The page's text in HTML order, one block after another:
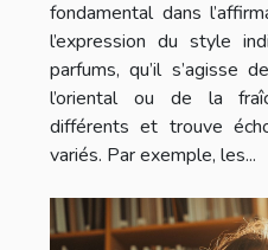
fondamental dans
l’expression du style
parfums, qu’il s’agisse
l’oriental ou de la
différents et trouve
variés. Par exemple, les...